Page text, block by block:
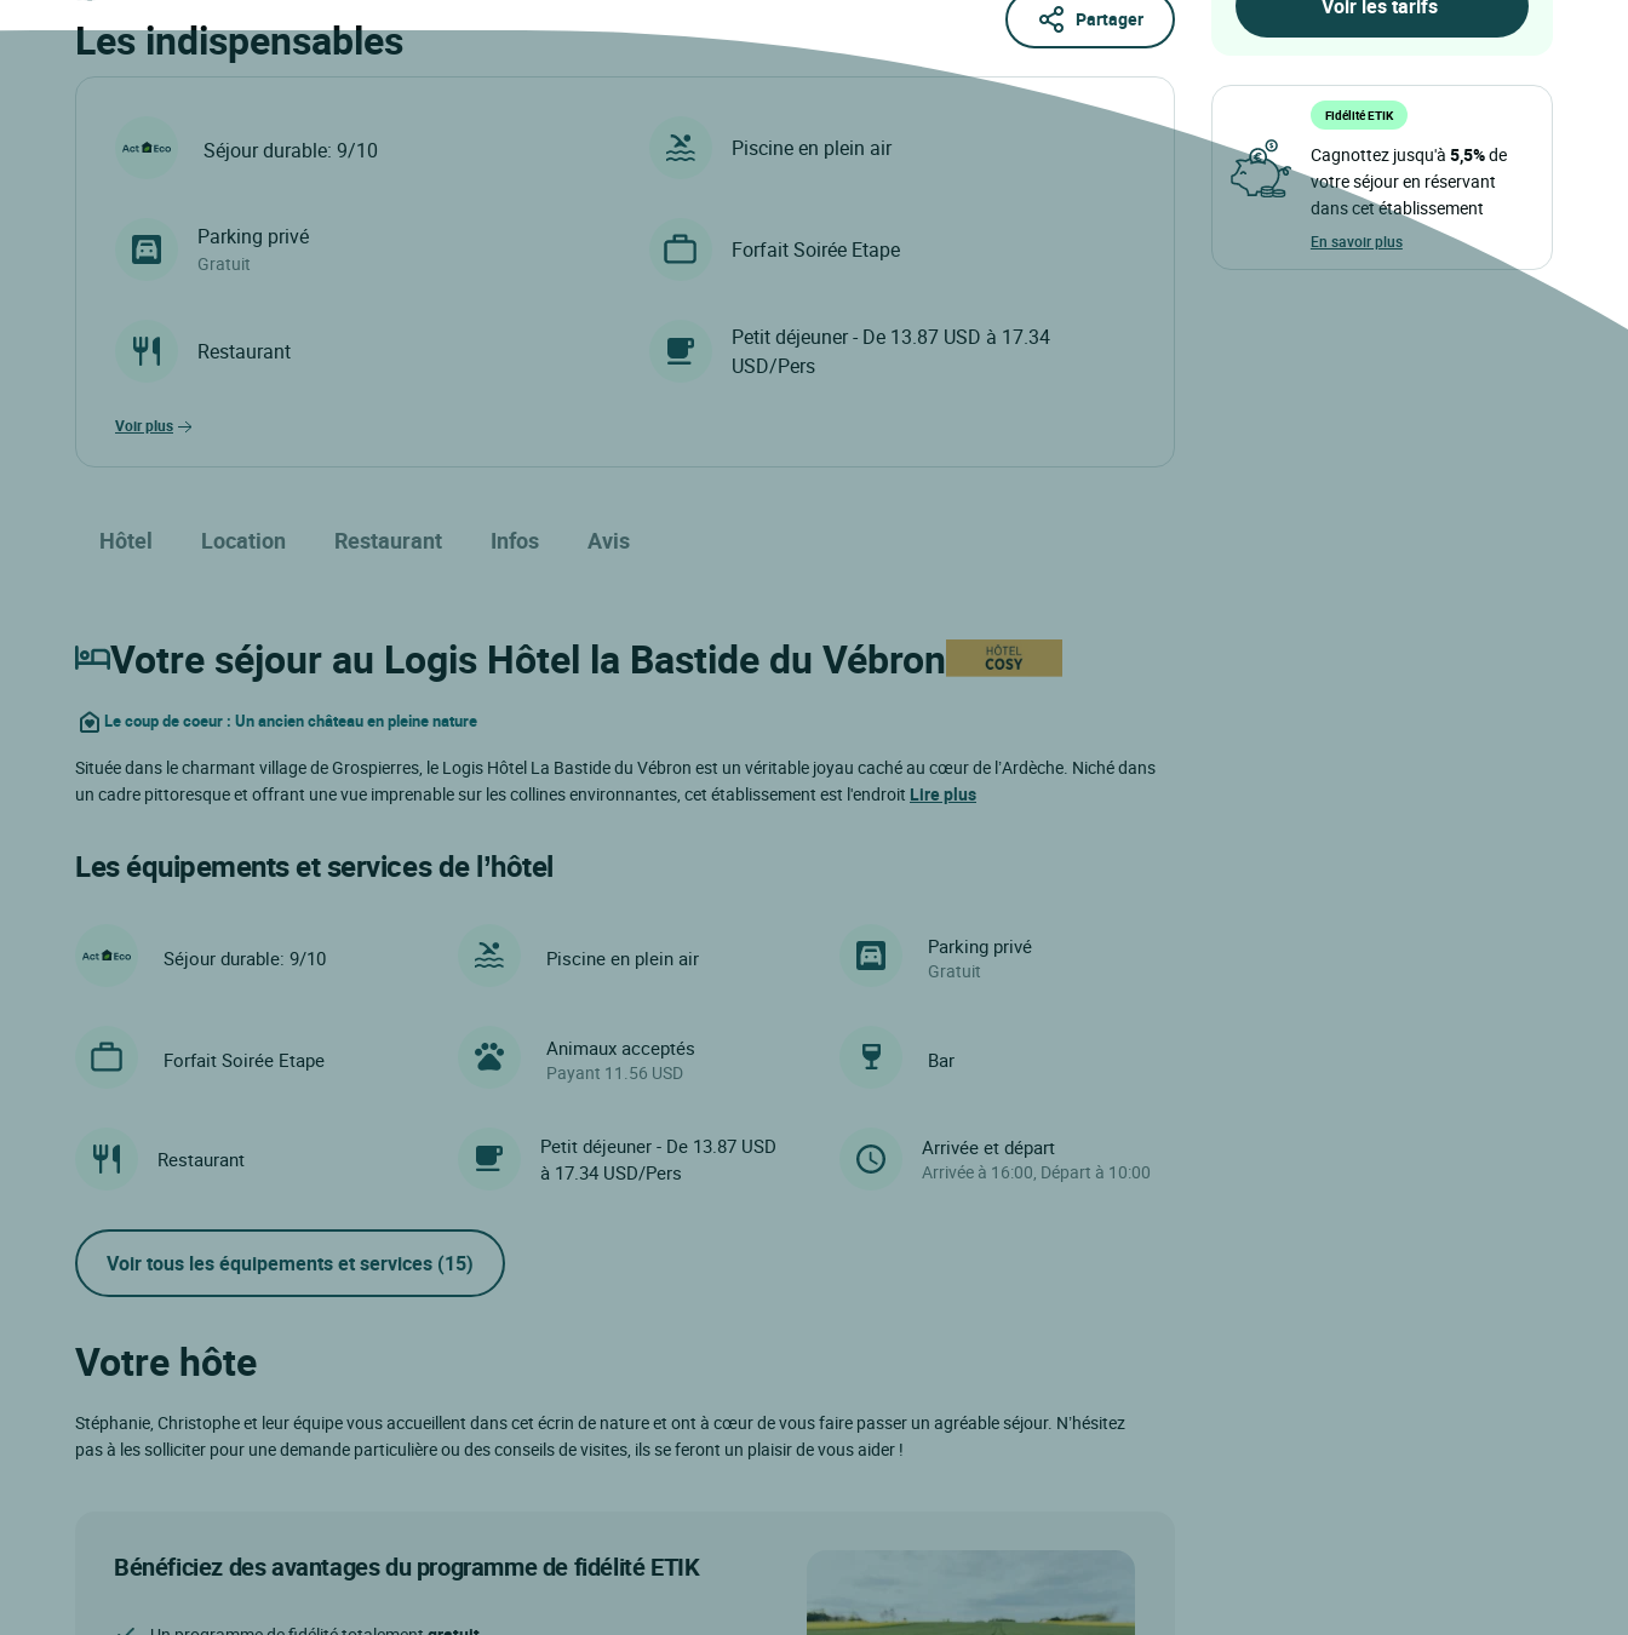
Partager
Les indispensables
Séjour durable: 9/10 Piscine en plein air
Parking privé
Gratuit
Forfait Soirée Etape
Restaurant
Petit déjeuner - De 13.87 USD à 17.34
USD/Pers
voir plus
Hôtel Location Restaurant Infos Avis
Votre séjour au Logis Hôtel la Bastide du Vébron
Le coup de coeur : Un ancien château en pleine nature
Située dans le charmant village de Grospierres, le Logis Hôtel La Bastide du Vébron est un véritable joyau caché au cœur de l’Ardèche. Niché dans
un cadre pittoresque et offrant une vue imprenable sur les collines environnantes, cet établissement est l'endroit Lire plus
Les équipements et services de l’hôtel
Séjour durable: 9/10 Piscine en plein air Parking privé
Gratuit
Forfait Soirée Etape Animaux acceptés
Payant 11.56 USD
Bar
Restaurant
Petit déjeuner - De 13.87 USD
à 17.34 USD/Pers
Arrivée et départ
Arrivée à 16:00, Départ à 10:00
Voir tous les équipements et services (15)
Votre hôte
Stéphanie, Christophe et leur équipe vous accueillent dans cet écrin de nature et ont à cœur de vous faire passer un agréable séjour. N’hésitez
pas à les solliciter pour une demande particulière ou des conseils de visites, ils se feront un plaisir de vous aider !
Bénéficiez des avantages du programme de fidélité ETIK
Fidélité ETIK
Cagnottez jusqu'à 5,5%de
votre séjour en réservant
dans cet établissement
En savoir plus